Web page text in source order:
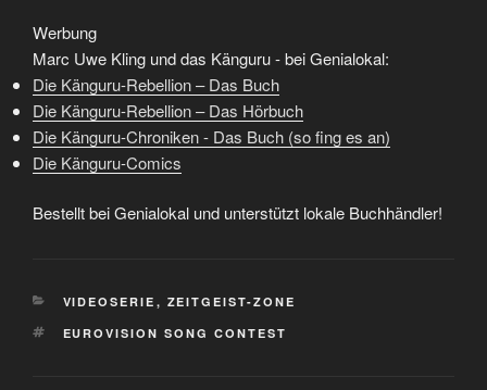
Werbung
Marc Uwe Kling und das Känguru - bei Genialokal:
Die Känguru-Rebellion – Das Buch
Die Känguru-Rebellion – Das Hörbuch
Die Känguru-Chroniken - Das Buch (so fing es an)
Die Känguru-Comics
Bestellt bei Genialokal und unterstützt lokale Buchhändler!
KATEGORIEN
VIDEOSERIE , ZEITGEIST-ZONE
SCHLAGWÖRTER
EUROVISION SONG CONTEST